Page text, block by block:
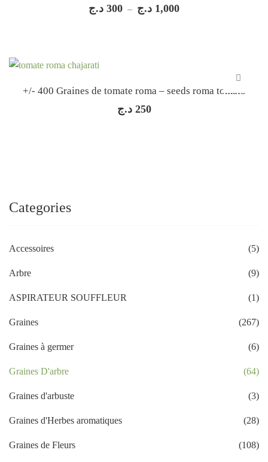
300 د.ج – 1,000 د.ج
Plage
+/- 400 Graines de tomate roma – seeds roma tomato
250 د.ج
Categories
Accessoires (5)
Arbre (9)
ASPIRATEUR SOUFFLEUR (1)
Graines (267)
Graines à germer (6)
Graines D'arbre (64)
Graines d'arbuste (3)
Graines d'Herbes aromatiques (28)
Graines de Fleurs (108)